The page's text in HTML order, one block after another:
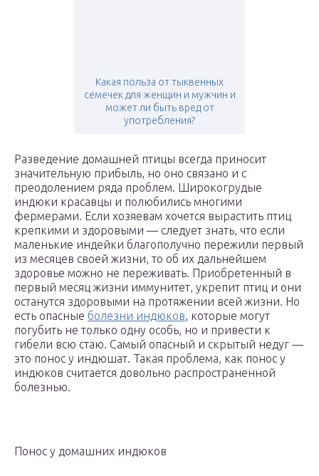
Какая польза от тыквенных
семечек для женщин и мужчин и
может ли быть вред от
употребления?
Разведение домашней птицы всегда приносит
значительную прибыль, но оно связано и с
преодолением ряда проблем. Широкогрудые
индюки красавцы и полюбились многими
фермерами. Если хозяевам хочется вырастить птиц
крепкими и здоровыми — следует знать, что если
маленькие индейки благополучно пережили первый
из месяцев своей жизни, то об их дальнейшем
здоровье можно не переживать. Приобретенный в
первый месяц жизни иммунитет, укрепит птиц и они
останутся здоровыми на протяжении всей жизни. Но
есть опасные болезни индюков, которые могут
погубить не только одну особь, но и привести к
гибели всю стаю. Самый опасный и скрытый недуг —
это понос у индюшат. Такая проблема, как понос у
индюков считается довольно распространенной
болезнью.
Понос у домашних индюков